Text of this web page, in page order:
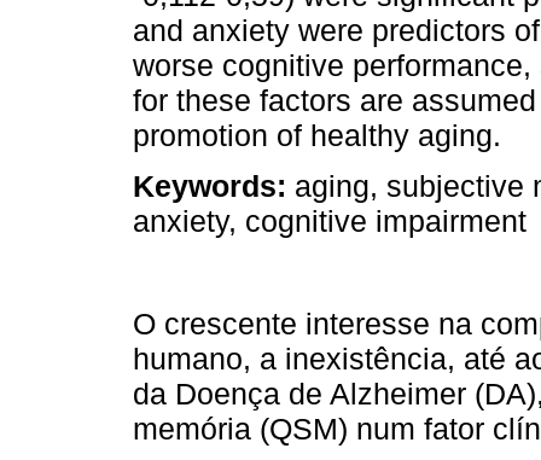
and anxiety were predictors
worse cognitive
for these factors are
promotion of healthy aging.
Keywords: aging, subjective
anxiety, cognitive impairment
O crescente interesse na
humano, a inexistência, até
da Doença de Alzheimer
memória (QSM) num fator